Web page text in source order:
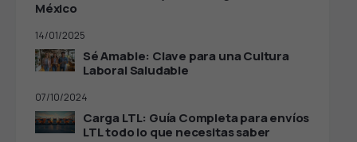
México
14/01/2025
Sé Amable: Clave para una Cultura
Laboral Saludable
07/10/2024
Carga LTL: Guía Completa para envíos
LTL todo lo que necesitas saber